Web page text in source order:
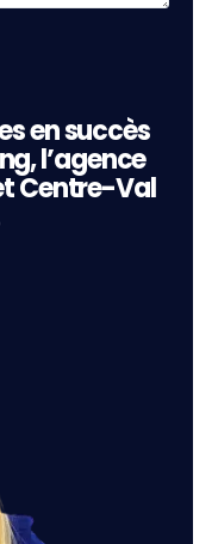
en succès
l’agence
Centre-Val